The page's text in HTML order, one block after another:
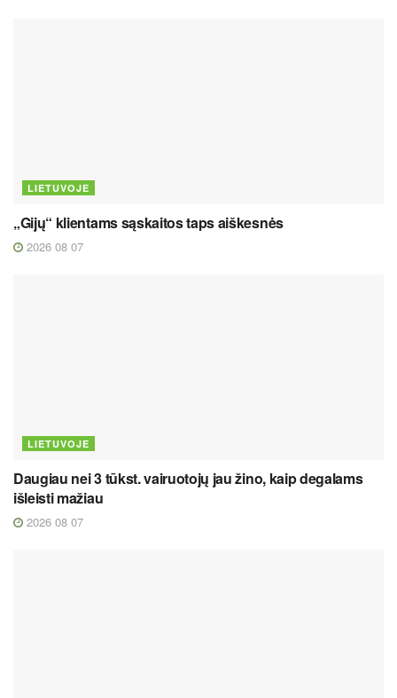
LIETUVOJE
„Gijų“ klientams sąskaitos taps aiškesnės
2026 08 07
LIETUVOJE
Daugiau nei 3 tūkst. vairuotojų jau žino, kaip degalams
išleisti mažiau
2026 08 07